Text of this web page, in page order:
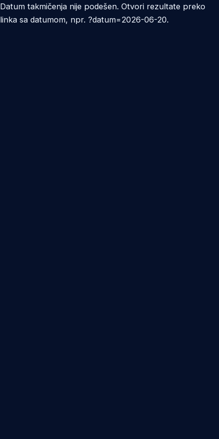
Datum takmičenja nije podešen. Otvori rezultate preko
linka sa datumom, npr. ?datum=2026-06-20.